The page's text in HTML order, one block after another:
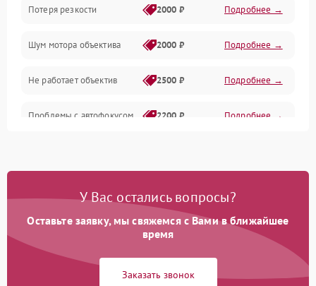
Аудио
Потеря резкости 2000 ₽ Подробнее →
Шум мотора объектива 2000 ₽ Подробнее →
Не работает объектив 2500 ₽ Подробнее →
Проблемы с автофокусом 2200 ₽ Подробнее →
Плохое качество
2500 ₽ Подробнее →
Не работает зум Подробнее →
Не работает стабилизация
У Вас остались вопросы?
Оставьте заявку, мы свяжемся с Вами в ближайшее
время
Заказать звонок